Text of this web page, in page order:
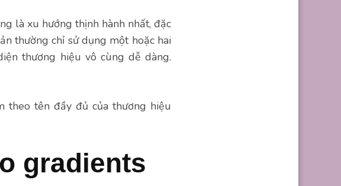
là xu hướng thịnh hành nhất, đặc
thường chỉ sử dụng một hoặc hai
thương hiệu vô cùng dễ dàng.
theo tên đầy đủ của thương hiệu
gradients